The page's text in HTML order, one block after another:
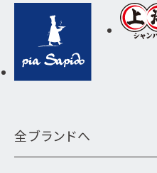
全ブランドへ